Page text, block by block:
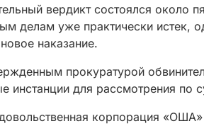
вердикт состоялся около
делам уже практически истек,
наказание.
прокуратурой
инстанции для рассмотрения по
корпорация «ОША»